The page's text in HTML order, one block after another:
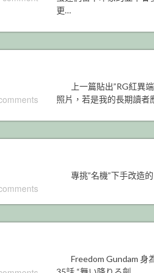
更…
上一篇貼出”RG紅異端
照片，若是我的長期讀者
專挑”名機”下手改造的
Freedom Gundam 身